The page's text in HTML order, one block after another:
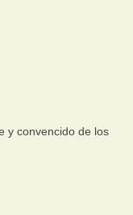
y convencido de los